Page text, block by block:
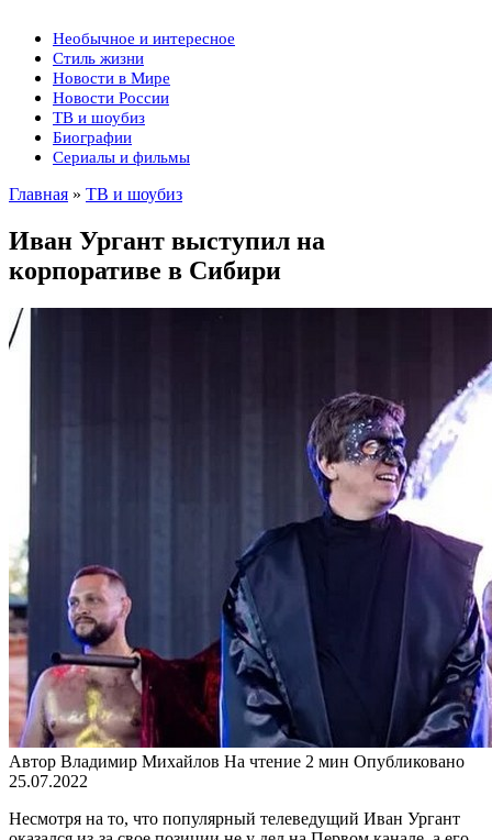
Необычное и интересное
Стиль жизни
Новости в Мире
Новости России
ТВ и шоубиз
Биографии
Сериалы и фильмы
Главная » ТВ и шоубиз
Иван Ургант выступил на
корпоративе в Сибири
Автор Владимир Михайлов На чтение 2 мин Опубликовано
25.07.2022
Несмотря на то, что популярный телеведущий Иван Ургант